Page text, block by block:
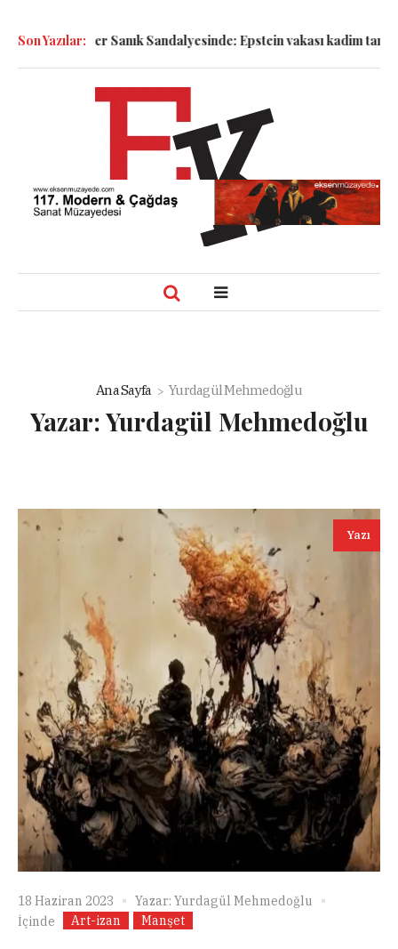
Son Yazılar:
Semboller Sanık Sandalyesinde: Epstein vakası kadim
Ana Sayfa Yurdagül Mehmedoğlu
Yazar:Yurdagül Mehmedoğlu
Yazı
18 Haziran 2023 Yazar: Yurdagül Mehmedoğlu
İçinde
Art-izan Manşet